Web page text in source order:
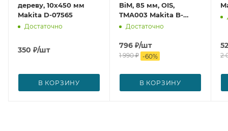
дереву, 10x450 мм
Makita D-07565
Достаточно
350 ₽/шт
В КОРЗИНУ
BiM, 85 мм, OIS,
TMA003 Makita B-
21294
Достаточно
796 ₽/шт
1 990₽ -60%
В КОРЗИНУ
2